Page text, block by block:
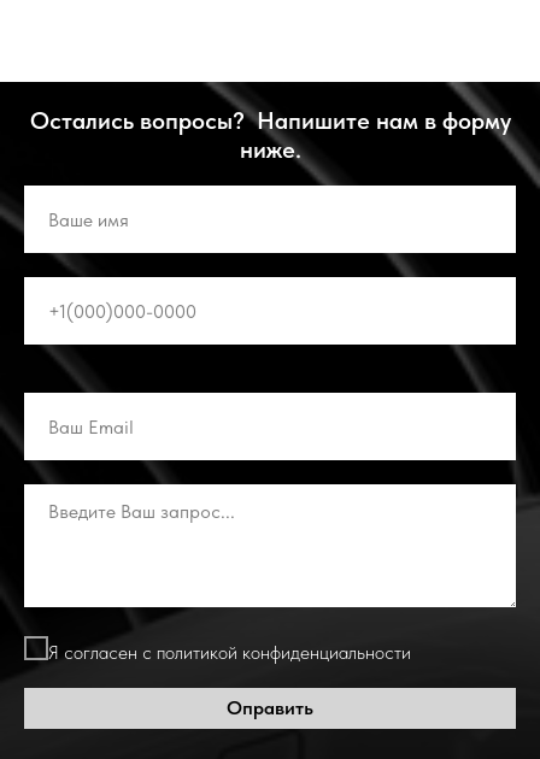
Остались вопросы? Напишите нам в форму
ниже.
Я согласен с политикой конфиденциальности
Оправить